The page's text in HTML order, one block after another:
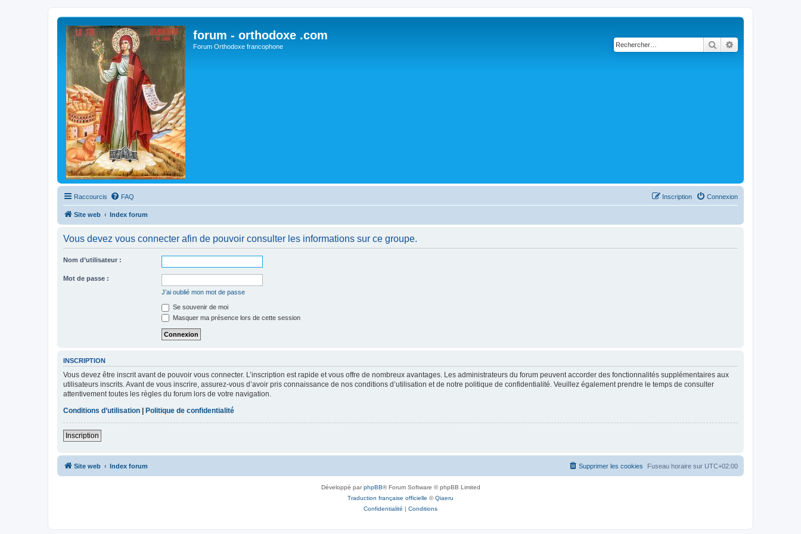
forum - orthodoxe .com
Forum Orthodoxe francophone Rechercher
Raccourcis FAQ Connexion
Inscription
Site web Index forum
Vous devez vous connecter afin de pouvoir consulter les informations sur ce groupe.
Nom d’utilisateur :
Mot de passe :
J’ai oublié mon mot de passe
Se souvenir de moi
Masquer ma présence lors de cette session
INSCRIPTION
Vous devez être inscrit avant de pouvoir vous connecter. L’inscription est rapide et vous offre de nombreux avantages. Les administrateurs du forum peuvent accorder des fonctionnalités supplémentaires aux
utilisateurs inscrits. Avant de vous inscrire, assurez-vous d’avoir pris connaissance de nos conditions d’utilisation et de notre politique de confidentialité. Veuillez également prendre le temps de consulter
attentivement toutes les règles du forum lors de votre navigation.
Conditions d’utilisation | Politique de confidentialité
Inscription
Site web Index forum Fuseau horaire sur UTC+02:00
Supprimer les cookies
Développé parphpBB® Forum Software © phpBB Limited
Traduction française officielle ©Qiaeru
Confidentialité | Conditions